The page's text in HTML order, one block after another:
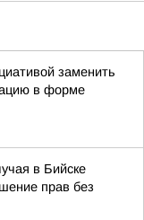
заменить
в форме
в Бийске
прав без